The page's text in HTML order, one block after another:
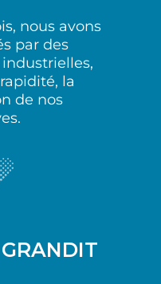
nous avons
par des
la
de nos